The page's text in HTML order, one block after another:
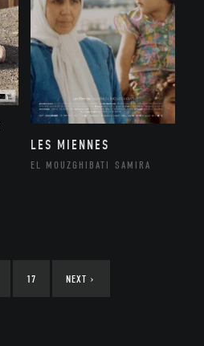
LES MIENNES
EL MOUZGHIBATI SAMIRA
17 NEXT ›